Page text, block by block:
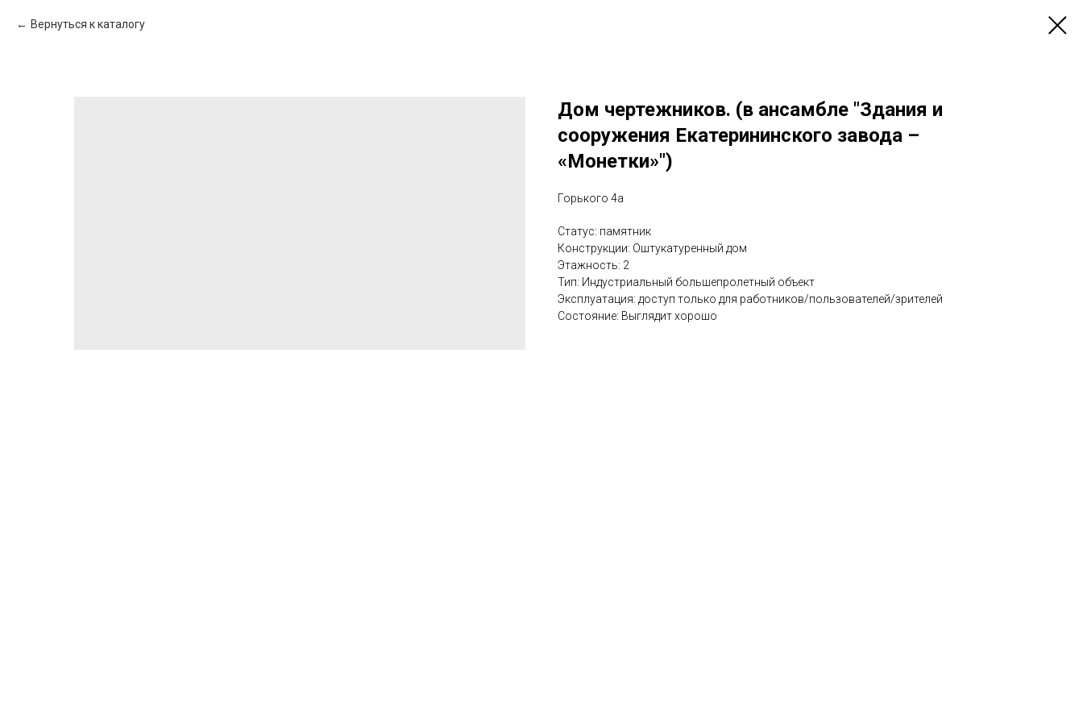
Вернуться к каталогу
Дом чертежников. (в ансамбле "Здания и
сооружения Екатерининского завода –
«Монетки»")
Горького 4а
Статус: памятник
Конструкции: Оштукатуренный дом
Этажность: 2
Тип: Индустриальный большепролетный объект
Эксплуатация: доступ только для работников/пользователей/зрителей
Состояние: Выглядит хорошо